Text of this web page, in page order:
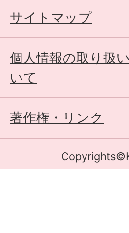
サイトマップ
個人情報の取り扱
いて
著作権・リンク